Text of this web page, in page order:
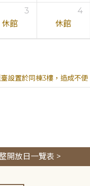
3
休館
4
休館
設置於同棟3樓，造成不便
開放日一覽表 >